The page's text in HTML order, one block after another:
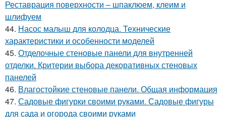
Реставрация поверхности – шпаклюем, клеим и
шлифуем
44. Насос малыш для колодца. Технические
характеристики и особенности моделей
45. Отделочные стеновые панели для внутренней
отделки. Критерии выбора декоративных стеновых
панелей
46. Влагостойкие стеновые панели. Общая информация
47. Садовые фигурки своими руками. Садовые фигуры
для сада и огорода своими руками